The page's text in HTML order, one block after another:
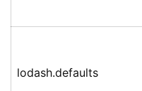
lodash.defaults